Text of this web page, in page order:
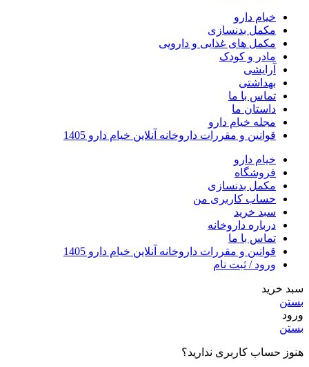
خیام دارو
مکمل بدنسازی
مکمل های غذایی و دارویی
مادر و کودک
آرایشی
بهداشتی
تماس با ما
داستان ما
مجله خیام دارو
قوانین و مقررات داروخانه آنلاین خیام دارو 1405
خیام دارو
فروشگاه
مکمل بدنسازی
حساب کاربری من
سبد خرید
درباره داروخانه
تماس با ما
قوانین و مقررات داروخانه آنلاین خیام دارو 1405
ورود / ثبت نام
سبد خرید
بستن
ورود
بستن
هنوز حساب کاربری ندارید؟